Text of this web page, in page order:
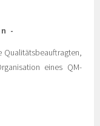
Qualitätsbeauftragten,
eines QM-